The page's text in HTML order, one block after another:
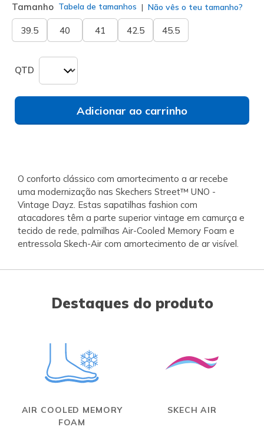
Tamanho Tabela de tamanhos Não vês o teu tamanho?
39.5 40 41 42.5 45.5
QTD
Adicionar ao carrinho
O conforto clássico com amortecimento a ar recebe
uma modernização nas Skechers Street™ UNO -
Vintage Dayz. Estas sapatilhas fashion com
atacadores têm a parte superior vintage em camurça e
tecido de rede, palmilhas Air-Cooled Memory Foam e
entressola Skech-Air com amortecimento de ar visível.
Destaques do produto
AIR COOLED MEMORY
FOAM
SKECH AIR